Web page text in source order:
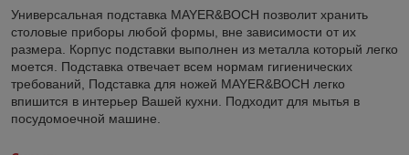
Универсальная подставка MAYER&BOCH позволит хранить
столовые приборы любой формы, вне зависимости от их
размера. Корпус подставки выполнен из металла который легко
моется. Подставка отвечает всем нормам гигиенических
требований, Подставка для ножей MAYER&BOCH легко
впишится в интерьер Вашей кухни. Подходит для мытья в
посудомоечной машине.